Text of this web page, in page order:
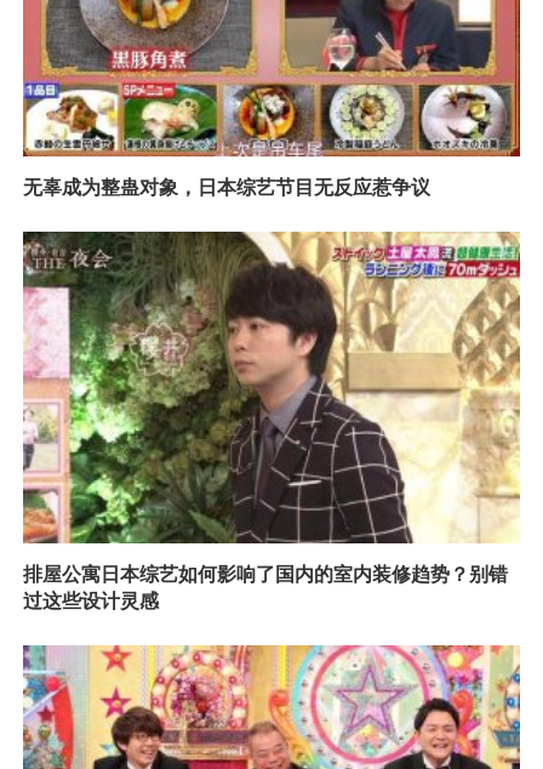
无辜成为整蛊对象，日本综艺节目无反应惹争议
排屋公寓日本综艺如何影响了国内的室内装修趋势？别错
过这些设计灵感